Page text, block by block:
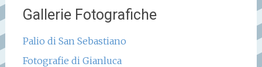
Gallerie Fotografiche
Palio di San Sebastiano
Fotografie di Gianluca